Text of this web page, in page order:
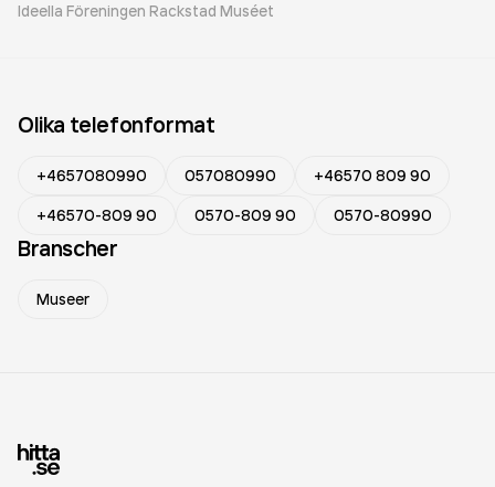
Ideella Föreningen Rackstad Muséet
Olika telefonformat
+4657080990 057080990
+46570 809 90
+46570-809 90
0570-809 90 0570-80990
Branscher
Museer